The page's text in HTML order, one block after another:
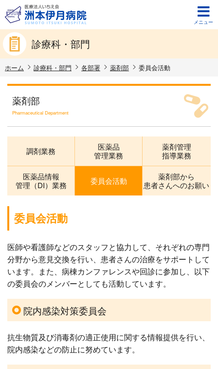
メニュー
診療科・部門
ホーム 診療科・部門 各部署 薬剤部 委員会活動
薬剤部
Pharmaceutical Department
調剤業務
医薬品
管理業務
薬剤管理
指導業務
医薬品情報
管理（DI）業務
委員会活動
薬剤部から
患者さんへのお願い
委員会活動
医師や看護師などのスタッフと協力して、それぞれの専門
分野から意見交換を行い、患者さんの治療をサポートして
います。また、病棟カンファレンスや回診に参加し、以下
の委員会のメンバーとしても活動しています。
院内感染対策委員会
抗生物質及び消毒剤の適正使用に関する情報提供を行い、
院内感染などの防止に努めています。